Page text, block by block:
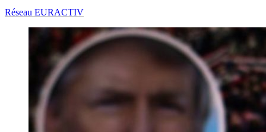
Réseau EURACTIV